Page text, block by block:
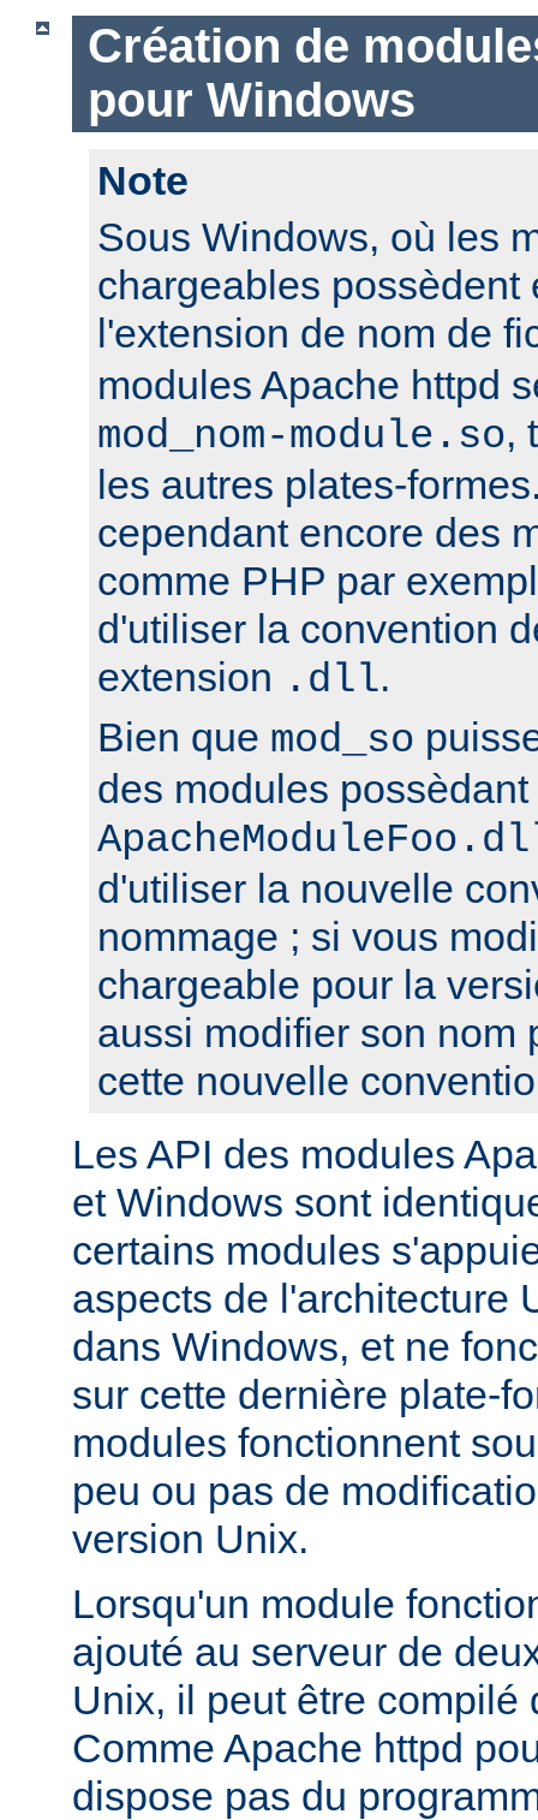
Création de
pour Windows
Note
Sous Windows, où les
chargeables possèdent
l'extension de nom de
modules Apache httpd
mod_nom-module.so,
les autres plates-
cependant encore des
comme PHP par
d'utiliser la convention
extension .dll.
Bien que mod_so
des modules
d'utiliser la nouvelle
nommage ; si vous
chargeable pour la
aussi modifier son nom
cette nouvelle
Les API des modules
et Windows sont
certains modules
aspects de l'architecture
dans Windows, et ne
sur cette dernière plate-
modules fonctionnent
peu ou pas de
version Unix.
Lorsqu'un module
ajouté au serveur de
Unix, il peut être compilé
Comme Apache httpd
dispose pas du